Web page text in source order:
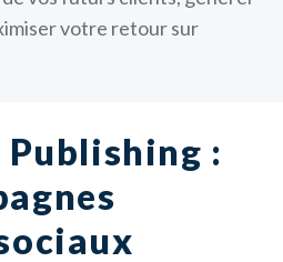
votre retour sur
Publishing :